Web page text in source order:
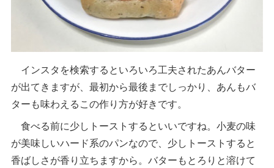
インスタを検索するといろいろ工夫されたあんバター
が出てきますが、最初から最後までしっかり、あんもバ
ターも味わえるこの作り方が好きです。
食べる前に少しトーストするといいですね。小麦の味
が美味しいハード系のパンなので、少しトーストすると
香ばしさが香り立ちますから。バターもとろりと溶けて